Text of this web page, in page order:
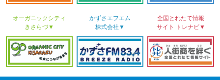
オーガニックシティ
きさらづ▼
かずさ エフエム
株式会社▼
全国とれたて情報
サイト
トレナビ▼